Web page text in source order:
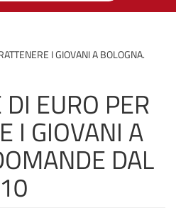
qui quello che stai cercando
I GIOVANI A BOLOGNA.
EURO PER
I GIOVANI A
DAL